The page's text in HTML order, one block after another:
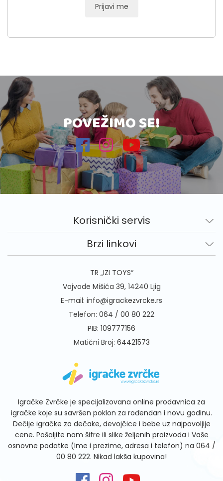
Prijavi me
POVEŽIMO SE!
Korisnički servis
Brzi linkovi
TR „IZI TOYS“
Vojvode Mišića 39, 14240 Ljig
E-mail: info@igrackezvrcke.rs
Telefon: 064 / 00 80 222
PIB: 109777156
Matični Broj: 64421573
Igračke Zvrčke je specijalizovana online prodavnica za
igračke koje su savršen poklon za rođendan i novu godinu.
Dečije igračke za dečake, devojčice i bebe uz najpovoljije
cene. Pošaljite nam šifre ili slike željenih proizvoda i Vaše
osnovne podatke (Ime i prezime, adresa i telefon) na 064 /
00 80 222. Nikad lakša kupovina!